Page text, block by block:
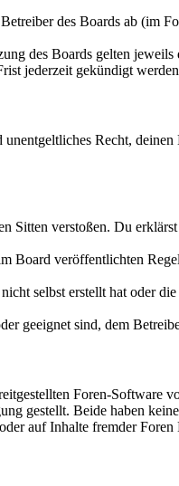
des Boards ab (im
des Boards gelten
jederzeit gekündigt
Recht,
verstoßen. Du
Board veröffentlichten
selbst erstellt hat oder
geeignet sind, dem
Foren-Software
gestellt. Beide haben
auf Inhalte fremder Foren